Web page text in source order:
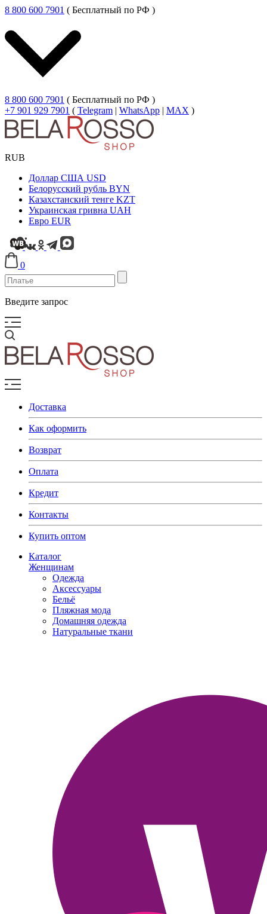
8 800 600 7901 ( Бесплатный по РФ )
8 800 600 7901 ( Бесплатный по РФ )
+7 901 929 7901 ( Telegram | WhatsApp | MAX )
RUB
Доллар США USD
Белорусский рубль BYN
Казахстанский тенге KZT
Украинская гривна UAH
Евро EUR
0
Введите запрос
Доставка
Как оформить
Возврат
Оплата
Кредит
Контакты
Купить оптом
Каталог
Женщинам
Одежда
Аксессуары
Бельё
Пляжная мода
Домашняя одежда
Натуральные ткани